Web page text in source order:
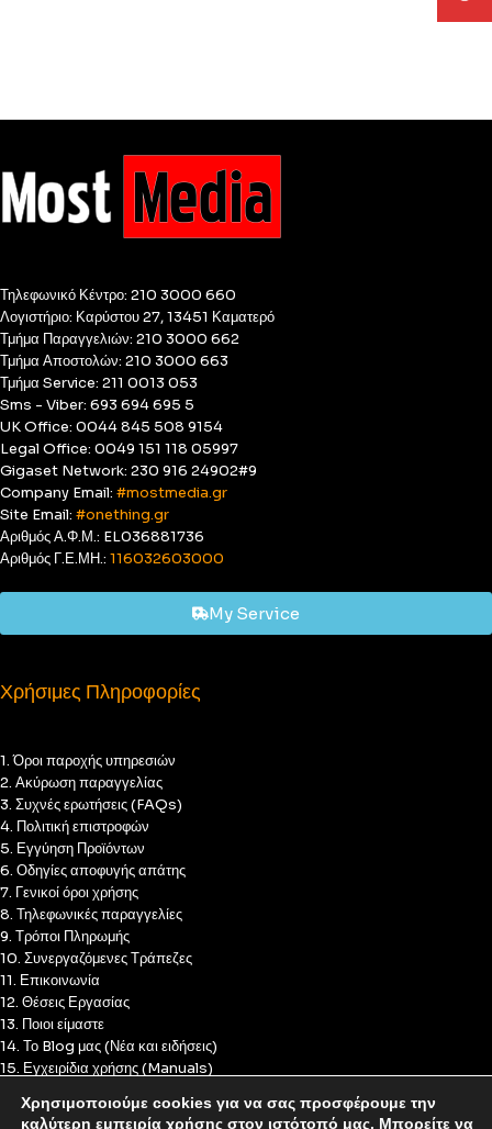
Τηλεφωνικό Κέντρο: 210 3000 660
Λογιστήριο: Καρύστου 27, 13451 Καματερό
Τμήμα Παραγγελιών: 210 3000 662
Τμήμα Αποστολών: 210 3000 663
Τμήμα Service: 211 0013 053
Sms - Viber: 693 694 695 5
UK Office: 0044 845 508 9154
Legal Office: 0049 151 118 05997
Gigaset Network: 230 916 24902#9
Company Email: #mostmedia.gr
Site Email: #onething.gr
Αριθμός Α.Φ.Μ.: EL036881736
Αριθμός Γ.Ε.ΜΗ.: 116032603000
My Service
Χρήσιμες Πληροφορίες
1. Όροι παροχής υπηρεσιών
2. Ακύρωση παραγγελίας
3. Συχνές ερωτήσεις (FAQs)
4. Πολιτική επιστροφών
5. Εγγύηση Προϊόντων
6. Οδηγίες αποφυγής απάτης
7. Γενικοί όροι χρήσης
8. Τηλεφωνικές παραγγελίες
9. Τρόποι Πληρωμής
10. Συνεργαζόμενες Τράπεζες
11. Επικοινωνία
12. Θέσεις Εργασίας
13. Ποιοι είμαστε
14. Το Blog μας (Νέα και ειδήσεις)
15. Εγχειρίδια χρήσης (Manuals)
17. Πολιτική Cookies
Χρησιμοποιούμε cookies για να σας προσφέρουμε την
καλύτερη εμπειρία χρήσης στον ιστότοπό μας. Μπορείτε να